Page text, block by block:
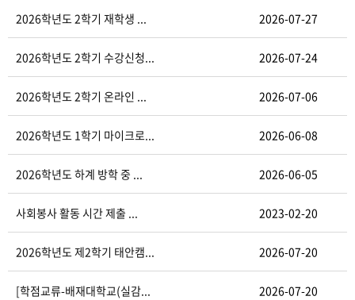
2026학년도 2학기 재학생 ... 2026-07-27
2026학년도 2학기 수강신청... 2026-07-24
2026학년도 2학기 온라인 ... 2026-07-06
2026학년도 1학기 마이크로... 2026-06-08
2026학년도 하계 방학 중 ... 2026-06-05
사회봉사 활동 시간 제출 ... 2023-02-20
2026학년도 제2학기 태안캠... 2026-07-20
[학점교류-배재대학교(실감... 2026-07-20